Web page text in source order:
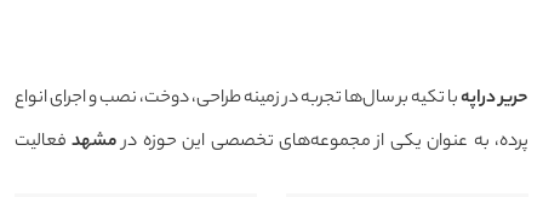
حرير دراپهبا تکیه بر سال‌ها تجربه در زمینه طراحی، دوخت، نصب و اجرای انواع
پرده، به عنوان یکی از مجموعه‌های تخصصی این حوزه درمشهد فعالیت